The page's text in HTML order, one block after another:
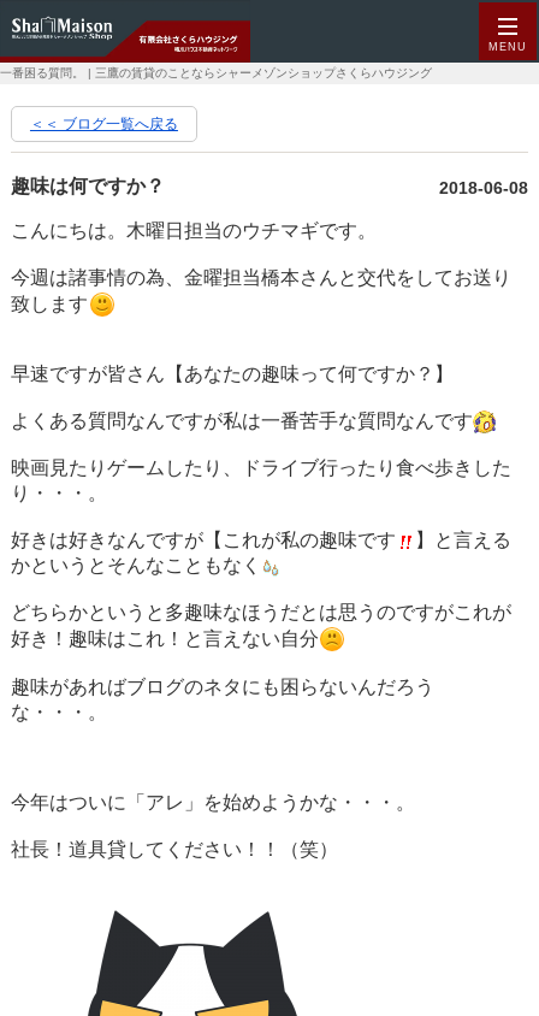
MENU
一番困る質問。 | 三鷹の賃貸のことならシャーメゾンショップさくらハウジング
＜＜ ブログ一覧へ戻る
趣味は何ですか？ 2018-06-08
こんにちは。木曜日担当のウチマギです。
今週は諸事情の為、金曜担当橋本さんと交代をしてお送り
致します
早速ですが皆さん【あなたの趣味って何ですか？】
よくある質問なんですが私は一番苦手な質問なんです
映画見たりゲームしたり、ドライブ行ったり食べ歩きした
り・・・。
好きは好きなんですが【これが私の趣味です
】と言える
かというとそんなこともなく
どちらかというと多趣味なほうだとは思うのですがこれが
好き！趣味はこれ！と言えない自分
趣味があればブログのネタにも困らないんだろう
な・・・。
今年はついに「アレ」を始めようかな・・・。
社長！道具貸してください！！（笑）